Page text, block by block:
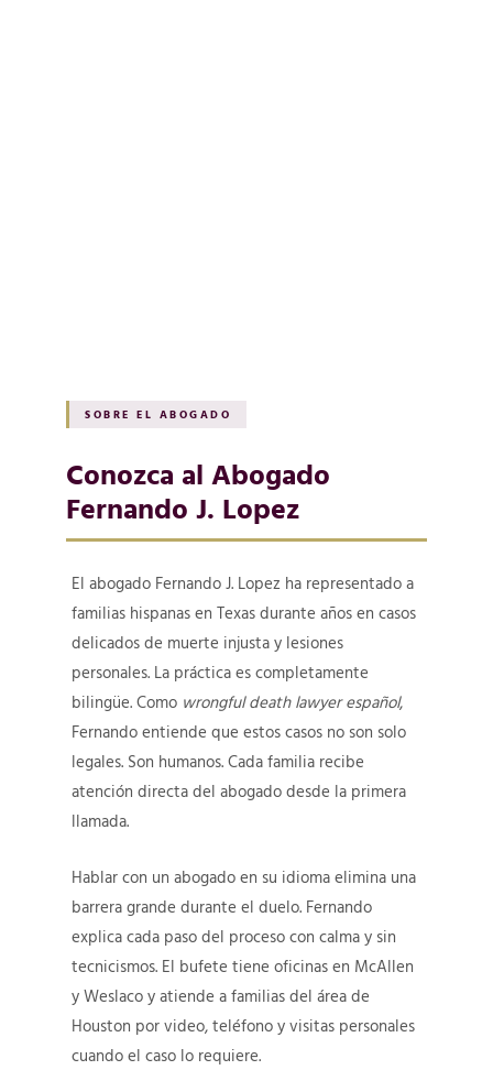
SOBRE EL ABOGADO
Conozca al Abogado
Fernando J. Lopez
El abogado Fernando J. Lopez ha representado a
familias hispanas en Texas durante años en casos
delicados de muerte injusta y lesiones
personales. La práctica es completamente
bilingüe. Como wrongful death lawyer español,
Fernando entiende que estos casos no son solo
legales. Son humanos. Cada familia recibe
atención directa del abogado desde la primera
llamada.
Hablar con un abogado en su idioma elimina una
barrera grande durante el duelo. Fernando
explica cada paso del proceso con calma y sin
tecnicismos. El bufete tiene oficinas en McAllen
y Weslaco y atiende a familias del área de
Houston por video, teléfono y visitas personales
cuando el caso lo requiere.